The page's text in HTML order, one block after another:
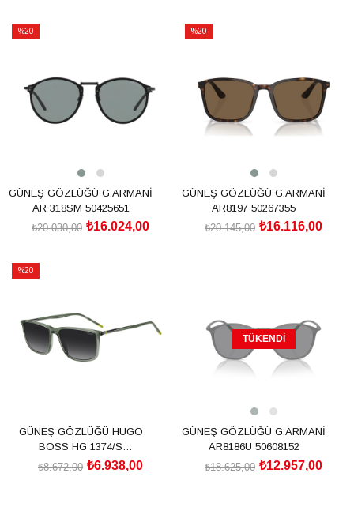
%20
GÜNEŞ GÖZLÜĞÜ G.ARMANİ
AR 318SM 50425651
₺16.024,00
₺20.030,00
%20
GÜNEŞ GÖZLÜĞÜ G.ARMANİ
AR8197 50267355
₺16.116,00
₺20.145,00
%20
GÜNEŞ GÖZLÜĞÜ HUGO
BOSS HG 1374/S
2083051ED579O
₺6.938,00
₺8.672,00
TÜKENDI
GÜNEŞ GÖZLÜĞÜ G.ARMANİ
AR8186U 50608152
₺12.957,00
₺18.625,00